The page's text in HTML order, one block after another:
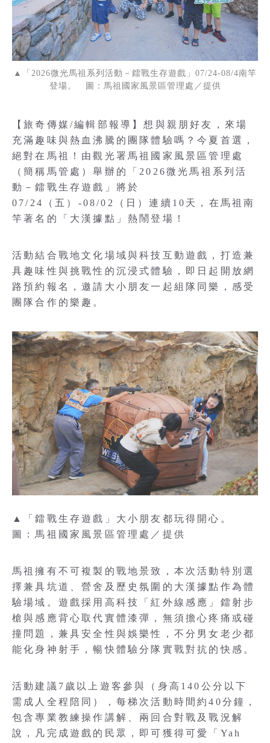
▲「2026微光馬祖系列活動－鐳戰生存遊戲」07/24-08/4南竿
登場。 圖：馬祖國家風景區管理處／提供
【旅奇傳媒/編輯部報導】想與親朋好友，來場
充滿趣味與熱血沸騰的團隊體驗嗎？今夏首選，
絕對在馬祖！由觀光署馬祖國家風景區管理處
（簡稱馬管處）舉辦的「2026微光馬祖系列活
動－鐳戰生存遊戲」將於
07/24（五）-08/02（日）連續10天，在馬祖南
竿著名的「大漢據點」熱鬧登場！
活動結合戰地文化場域與科技互動遊戲，打造兼
具趣味性與挑戰性的沉浸式體驗，即日起開放網
路預約報名，邀請大小朋友一起組隊同樂，感受
團隊合作的樂趣。
▲「鐳戰生存遊戲」大小朋友都玩得開心。
圖：馬祖國家風景區管理處／提供
馬祖擁有不可複製的戰地景致，本次活動特別選
擇兼具坑道、營舍及歷史氛圍的大漢據點作為體
驗場域。遊戲採用高科技「紅外線感應」鐳射步
槍與感應背心取代實體漆彈，無須擔心疼痛或碰
撞問題，兼具安全性與娛樂性，不分男女老少都
能化身神射手，暢快體驗分隊實戰對抗的快感。
活動建議7歲以上遊客參與（身高140公分以下
需成人全程陪同），每梯次活動時間約40分鐘，
包含專業教練操作講解、兩回合對戰及戰況解
說，凡完成遊戲的民眾，即可獲得可愛「Yah